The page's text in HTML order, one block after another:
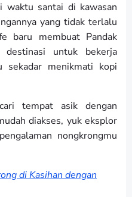
waktu santai di kawasan
yang tidak terlalu
baru membuat Pandak
destinasi untuk bekerja
sekadar menikmati kopi
tempat asik dengan
diakses, yuk eksplor
nongkrongmu
di Kasihan dengan